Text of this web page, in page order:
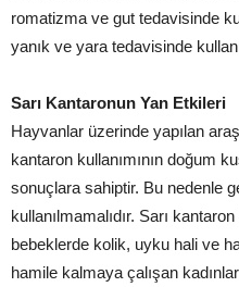
romatizma ve gut tedavisinde
yanık ve yara tedavisinde
Sarı Kantaronun Yan Etkileri
Hayvanlar üzerinde yapılan
kantaron kullanımının doğum
sonuçlara sahiptir. Bu nedenle
kullanılmamalıdır. Sarı
bebeklerde kolik, uyku hali ve
hamile kalmaya çalışan